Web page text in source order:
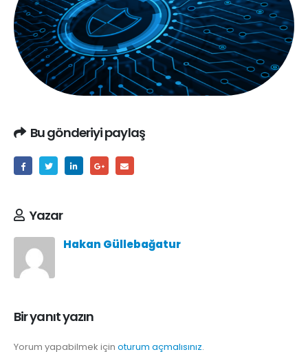
Bu gönderiyi paylaş
Yazar
Hakan Güllebağatur
Bir yanıt yazın
Yorum yapabilmek için oturum açmalısınız.